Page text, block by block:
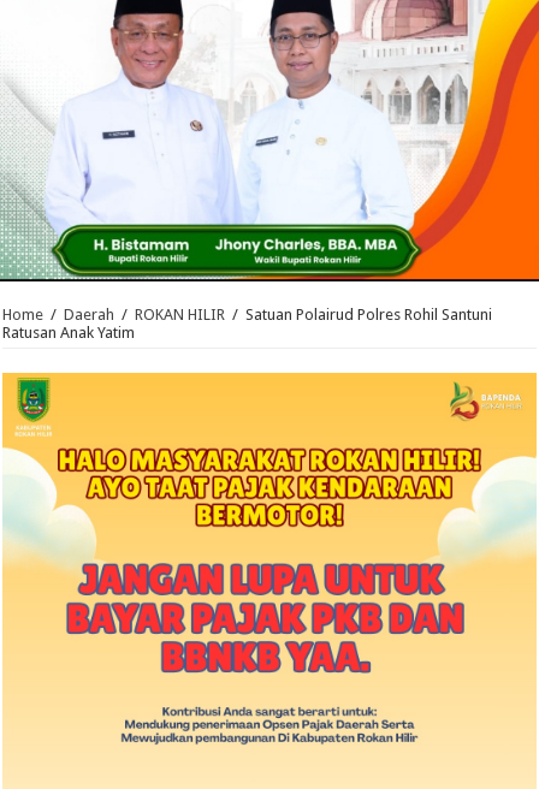
Home / Daerah / ROKAN HILIR / Satuan Polairud Polres Rohil Santuni
Ratusan Anak Yatim